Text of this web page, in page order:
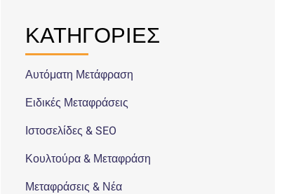
ΚΑΤΗΓΟΡΙΕΣ
Αυτόματη Μετάφραση
Ειδικές Μεταφράσεις
Ιστοσελίδες & SEO
Κουλτούρα & Μεταφράση
Μεταφράσεις & Νέα